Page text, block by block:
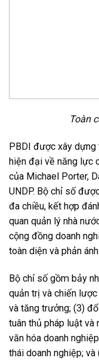
Toàn
PBDI được xây dựng
hiện đại về năng lực
của Michael Porter,
UNDP. Bộ chỉ số
đa chiều, kết hợp
quan quản lý nhà
cộng đồng doanh
toàn diện và phản
Bộ chỉ số gồm bảy
quản trị và chiến
và tăng trưởng; (3)
tuân thủ pháp luật
văn hóa doanh
thái doanh nghiệp;